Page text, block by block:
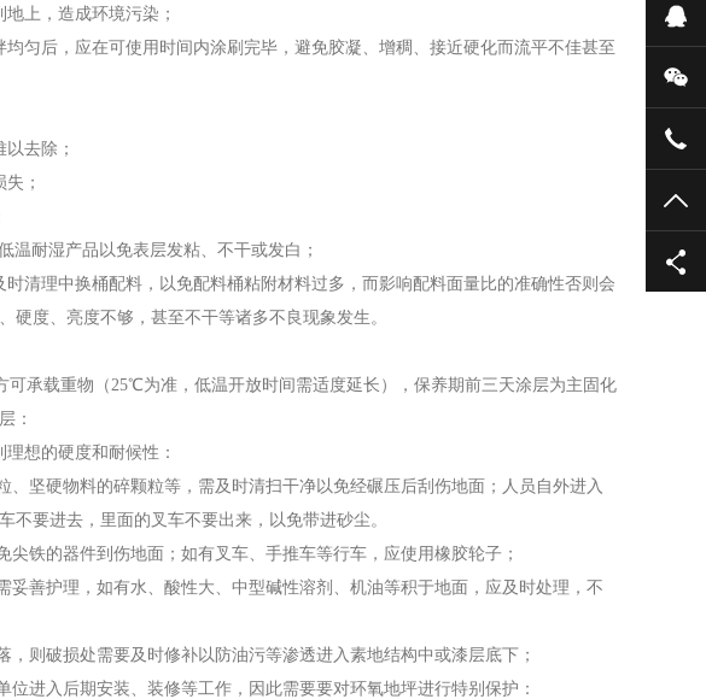
上，造成环境污染；
后，应在可使用时间内涂刷完毕，避免胶凝、增稠、接近硬化而流平不佳甚至
去除；
；
耐湿产品以免表层发粘、不干或发白；
理中换桶配料，以免配料桶粘附材料过多，而影响配料面量比的准确性否则会
度、亮度不够，甚至不干等诸多不良现象发生。
承载重物（25℃为准，低温开放时间需适度延长），保养期前三天涂层为主固化
：
想的硬度和耐候性：
坚硬物料的碎颗粒等，需及时清扫干净以免经碾压后刮伤地面；人员自外进入
要进去，里面的叉车不要出来，以免带进砂尘。
的器件到伤地面；如有叉车、手推车等行车，应使用橡胶轮子；
善护理，如有水、酸性大、中型碱性溶剂、机油等积于地面，应及时处理，不
破损处需要及时修补以防油污等渗透进入素地结构中或漆层底下；
入后期安装、装修等工作，因此需要要对环氧地坪进行特别保护：
在
微